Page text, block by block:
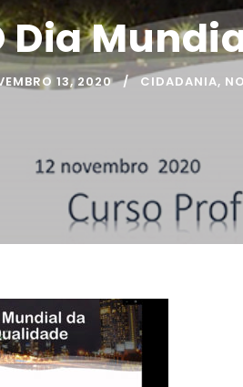
Dia
13, 2020 CIDADANIA,